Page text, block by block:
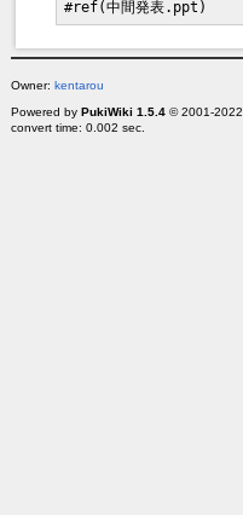
Owner: kentarou
Powered by PukiWiki 1.5.4© 2001-2022
convert time: 0.002 sec.